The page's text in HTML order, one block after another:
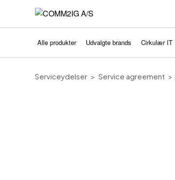
Alle produkter Udvalgte brands Cirkulær IT
Serviceydelser Service agreement